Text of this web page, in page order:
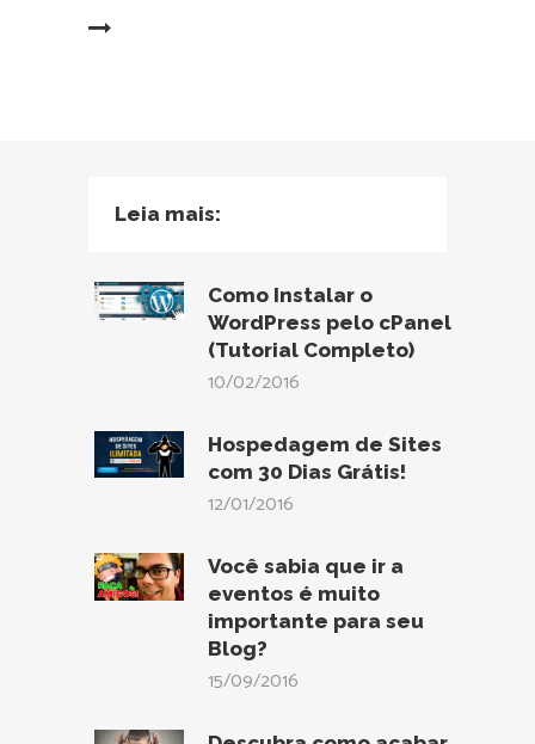
Leia mais:
Como Instalar o
WordPress pelo cPanel
(Tutorial Completo)
10/02/2016
Hospedagem de Sites
com 30 Dias Grátis!
12/01/2016
Você sabia que ir a
eventos é muito
importante para seu
Blog?
15/09/2016